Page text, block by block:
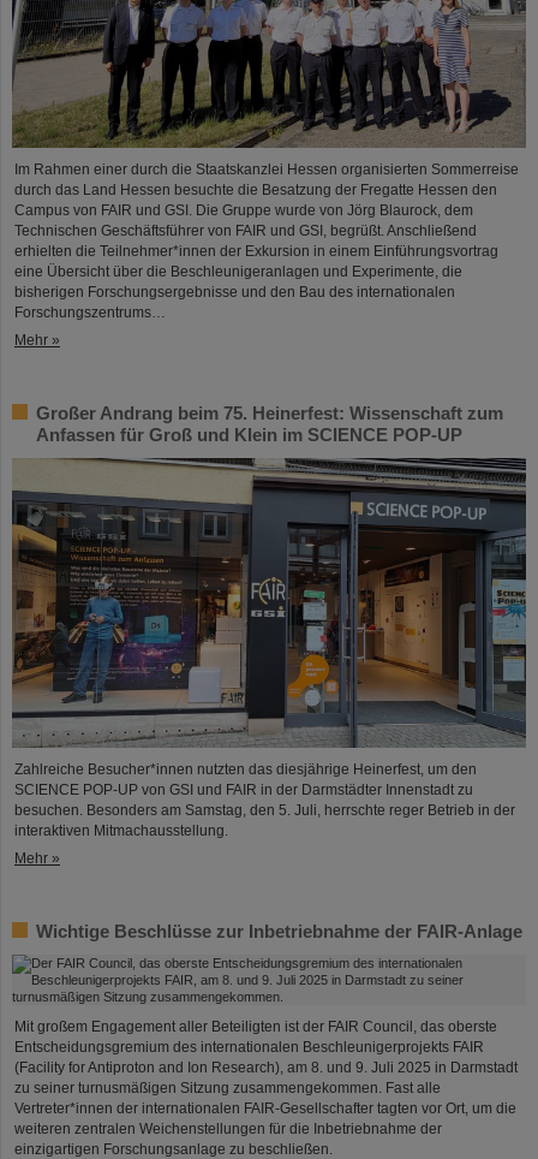
Im Rahmen einer durch die Staatskanzlei Hessen organisierten Sommerreise
durch das Land Hessen besuchte die Besatzung der Fregatte Hessen den
Campus von FAIR und GSI. Die Gruppe wurde von Jörg Blaurock, dem
Technischen Geschäftsführer von FAIR und GSI, begrüßt. Anschließend
erhielten die Teilnehmer*innen der Exkursion in einem Einführungsvortrag
eine Übersicht über die Beschleunigeranlagen und Experimente, die
bisherigen Forschungsergebnisse und den Bau des internationalen
Forschungszentrums…
Mehr »
Großer Andrang beim 75. Heinerfest: Wissenschaft zum
Anfassen für Groß und Klein im SCIENCE POP-UP
Zahlreiche Besucher*innen nutzten das diesjährige Heinerfest, um den
SCIENCE POP-UP von GSI und FAIR in der Darmstädter Innenstadt zu
besuchen. Besonders am Samstag, den 5. Juli, herrschte reger Betrieb in der
interaktiven Mitmachausstellung.
Mehr »
Wichtige Beschlüsse zur Inbetriebnahme der FAIR-Anlage
Mit großem Engagement aller Beteiligten ist der FAIR Council, das oberste
Entscheidungsgremium des internationalen Beschleunigerprojekts FAIR
(Facility for Antiproton and Ion Research), am 8. und 9. Juli 2025 in Darmstadt
zu seiner turnusmäßigen Sitzung zusammengekommen. Fast alle
Vertreter*innen der internationalen FAIR-Gesellschafter tagten vor Ort, um die
weiteren zentralen Weichenstellungen für die Inbetriebnahme der
einzigartigen Forschungsanlage zu beschließen.